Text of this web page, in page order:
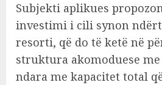
Subjekti aplikues
investimi i cili synon
resorti, që do të ketë në
struktura akomoduese
ndara me kapacitet total